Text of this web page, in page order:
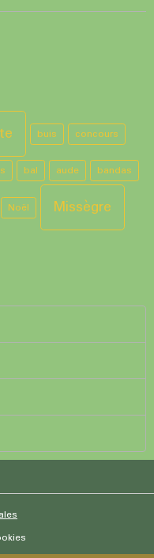
buis concours
bal aude bandas
Noël Missègre